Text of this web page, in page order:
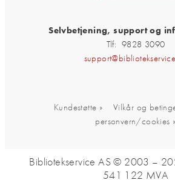
Selvbetjening, support og
Tlf: 9828 3090
Kundestøtte » Vilkår og
personvern/cookies »
Bibliotekservice AS © 2003 –
541 122 MVA